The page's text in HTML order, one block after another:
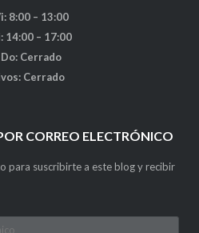
8:00 – 13:00
14:00 – 17:00
Do: Cerrado
Cerrado
CORREO ELECTRÓNICO
para suscribirte a este blog y recibir